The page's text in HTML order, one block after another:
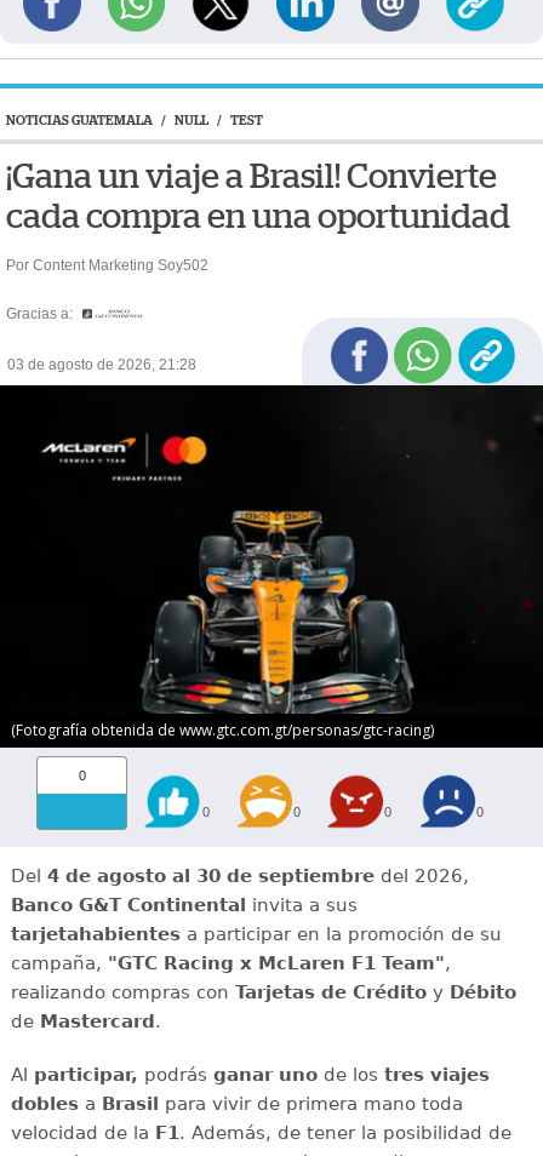
NOTICIAS GUATEMALA / NULL / TEST
¡Gana un viaje a Brasil! Convierte
cada compra en una oportunidad
Por Content Marketing Soy502
Gracias a:
03 de agosto de 2026, 21:28
(Fotografía obtenida de www.gtc.com.gt/personas/gtc-racing)
0
0 0 0 0
Del 4 de agosto al 30 de septiembredel 2026,
Banco G&T Continental
invita a sus
tarjetahabientesa participar en la promoción de su
campaña, "GTC Racing x McLaren F1 Team",
realizando compras con Tarjetas de Créditoy Débito
deMastercard .
Al participar, podrás ganar unode los tres viajes
doblesa Brasil
para vivir de primera mano toda
velocidad de la F1. Además, de tener la posibilidad de